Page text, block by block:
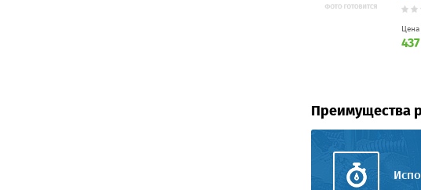
Преимущества